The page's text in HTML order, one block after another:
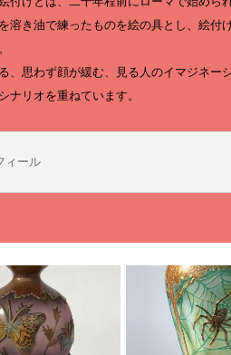
溶き油で練ったものを絵の具とし、絵付
、思わず顔が緩む、見る人のイマジネー
ナリオを重ねています。
ィール